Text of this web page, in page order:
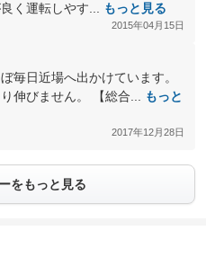
く運転しやす...
もっと見る
2015年04月15日
毎日近場へ出かけています。
伸びません。 【総合...
もっと
2017年12月28日
をもっと見る